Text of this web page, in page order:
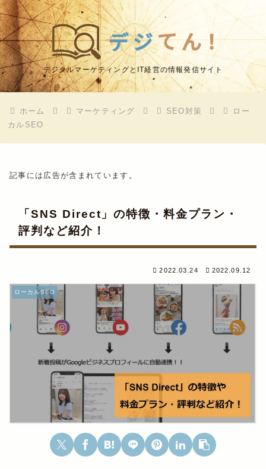
デジタルマーケティングとIT経営の情報発信サイト
ホーム マーケティング SEO対策
ロー
カルSEO
記事には広告が含まれています。
「SNS Direct」の特徴・料金プラン・
評判など紹介！
2022.03.24 2022.09.12
ローカルSEO